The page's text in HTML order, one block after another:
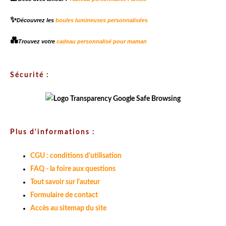
✨Découvrez les boules lumineuses personnalisées
💑Trouvez votre cadeau personnalisé pour maman
Sécurité :
Plus d'informations :
CGU : conditions d'utilisation
FAQ - la foire aux questions
Tout savoir sur l'auteur
Formulaire de contact
Accès au sitemap du site